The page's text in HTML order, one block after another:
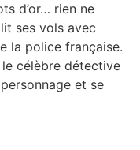
d’or… rien ne
ses vols avec
la police française.
le célèbre détective
et se